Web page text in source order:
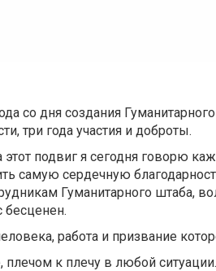
со дня создания
три года участия и доброты.
подвиг я сегодня говорю
самую сердечную
Гуманитарного штаба,
бесценен.
работа и призвание
к плечу в любой